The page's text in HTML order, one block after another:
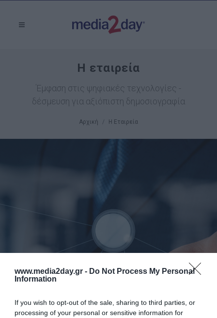
www.media2day.gr - Do Not Process My Personal
Information
If you wish to opt-out of the sale, sharing to third parties, or
processing of your personal or sensitive information for
Η εταιρεία
Έμφαση στις ψηφιακές τεχνολογίες -
δέσμευση για αξιόπιστη δημοσιογραφία
Αρχική Η Εταιρεία